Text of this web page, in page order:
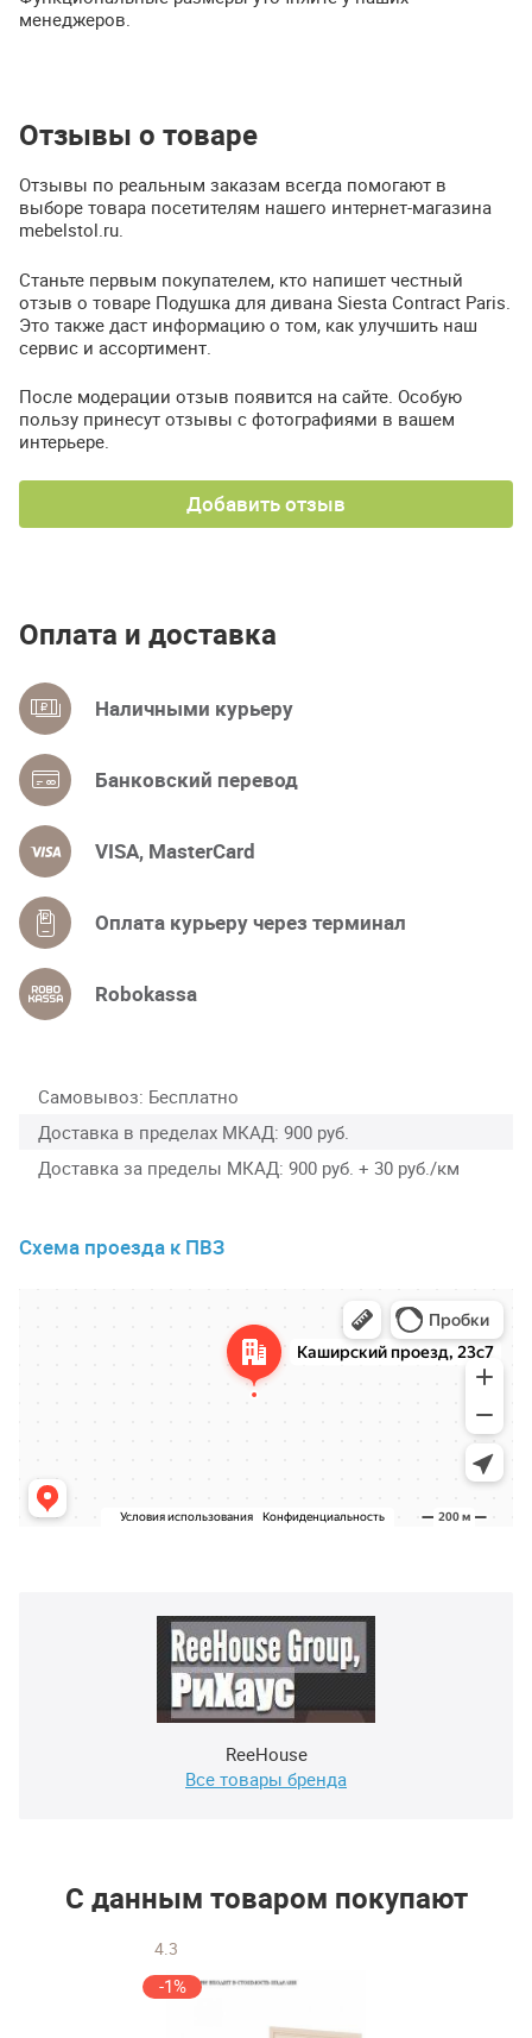
менеджеров.
Отзывы о товаре
Отзывы по реальным заказам всегда помогают в
выборе товара посетителям нашего интернет-магазина
mebelstol.ru.
Станьте первым покупателем, кто напишет честный
отзыв о товаре Подушка для дивана Siesta Contract Paris.
Это также даст информацию о том, как улучшить наш
сервис и ассортимент.
После модерации отзыв появится на сайте. Особую
пользу принесут отзывы с фотографиями в вашем
интерьере.
Добавить отзыв
Оплата и доставка
Наличными курьеру
Банковский перевод
VISA, MasterCard
Оплата курьеру через терминал
Robokassa
Самовывоз Бесплатно
Доставка в пределах МКАД 900 руб.
Доставка за пределы МКАД 900 руб. + 30 руб./км
Схема проезда к ПВЗ
ReeHouse
Все товары бренда
С данным товаром покупают
4.3
-1%